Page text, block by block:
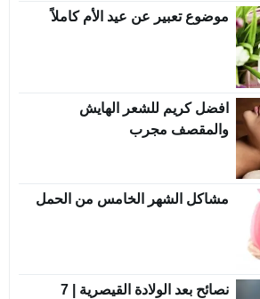
موضوع تعبير عن عيد الأم كاملاً
افضل كريم للشعر الهايش
والمقصف مجرب
مشاكل الشهر الخامس من الحمل
نصائح بعد الولادة القيصرية | 7